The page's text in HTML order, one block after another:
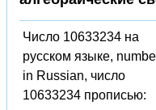
Число 10633234 на
русском языке,
in Russian, число
10633234 прописью: